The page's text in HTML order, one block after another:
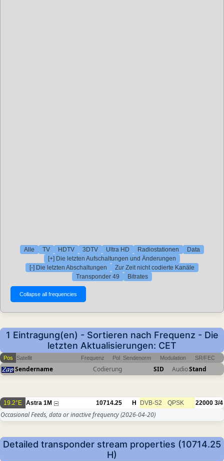
Alle TV HDTV 3DTV Ultra HD Radiostationen
Data
[+] Die letzten Aufschaltungen und Änderungen
[-] Die letzten Abschaltungen
Zur Zeit nicht codierte Kanäle
Transponder 49
Bitrates
1 Eintragung(en) - Sortieren nach Frequenz - Die
letzten Aktualisierungen: CET
Pos Satellit Frequenz Pol Sendenorm Modulation SR/FEC
Sendername Codierung SID AudioStand
19.2°E Astra 1M 10714.25 H DVB-S2 QPSK 22000 3/4
Occasional Feeds, data or inactive frequency(2026-04-20)
Detailed transponder stream properties (10714.25
H)